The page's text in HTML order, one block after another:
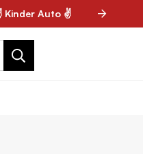
Auto ✌